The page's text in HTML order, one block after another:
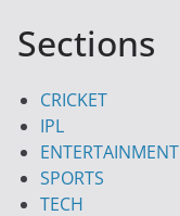
Sections
CRICKET
IPL
ENTERTAINMENT
SPORTS
TECH